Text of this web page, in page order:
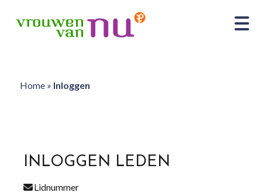
Home» Inloggen
INLOGGEN LEDEN
Lidnummer